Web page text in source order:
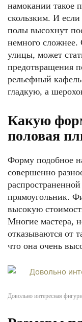
намокании такое
скользким. И
полы высохнут
немного сложнее.
улицы, может
предотвращения
рельефный
гладкую, а
Какую
половая
Форму подобное
совершенно
прямоугольник.
высокую
Многие мастера,
отказываются от
что она очень
Довольно интересная